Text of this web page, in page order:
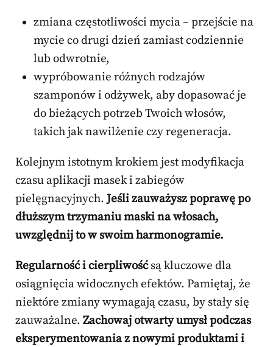
zmiana częstotliwości mycia – przejście na
mycie co drugi dzień zamiast codziennie
lub odwrotnie,
wypróbowanie różnych rodzajów
szamponów i odżywek, aby dopasować je
do bieżących potrzeb Twoich włosów,
takich jak nawilżenie czy regeneracja.
Kolejnym istotnym krokiem jest modyfikacja
czasu aplikacji masek i zabiegów
pielęgnacyjnych.Jeśli zauważysz poprawę po
dłuższym trzymaniu maski na włosach,
uwzględnij to w swoim harmonogramie.
Regularność i cierpliwośćsą kluczowe dla
osiągnięcia widocznych efektów. Pamiętaj, że
niektóre zmiany wymagają czasu, by stały się
zauważalne. Zachowaj otwarty umysł podczas
eksperymentowania z nowymi produktami i